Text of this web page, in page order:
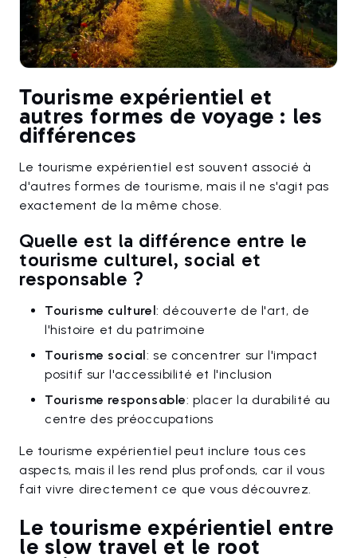
Tourisme expérientiel et
autres formes de voyage : les
différences
Le tourisme expérientiel est souvent associé à
d'autres formes de tourisme, mais il ne s'agit pas
exactement de la même chose.
Quelle est la différence entre le
tourisme culturel, social et
responsable ?
Tourisme culturel: découverte de l'art, de
l'histoire et du patrimoine
Tourisme social: se concentrer sur l'impact
positif sur l'accessibilité et l'inclusion
Tourisme responsable: placer la durabilité au
centre des préoccupations
Le tourisme expérientiel peut inclure tous ces
aspects, mais il les rend plus profonds, car il vous
fait vivre directement ce que vous découvrez.
Le tourisme expérientiel entre
le slow travel et le root